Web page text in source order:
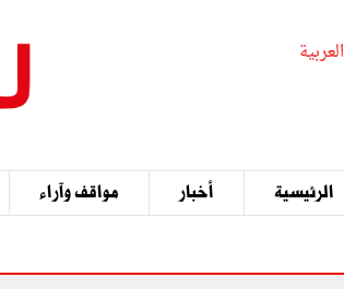
العربية
الرئيسية أخبار مواقف وآراء